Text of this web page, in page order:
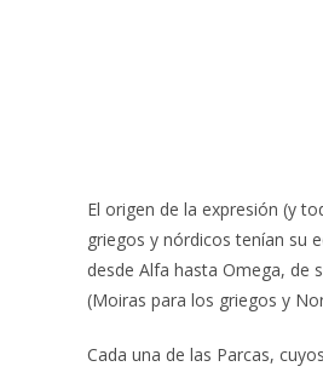
El origen de la expresión (y
griegos y nórdicos tenían su
desde Alfa hasta Omega, de
(Moiras para los griegos y
Cada una de las Parcas,